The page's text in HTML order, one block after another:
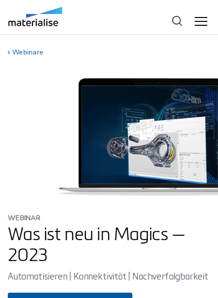
Webinare
WEBINAR
Was ist neu in Magics —
2023
Automatisieren | Konnektivität | Nachverfolgbarkeit